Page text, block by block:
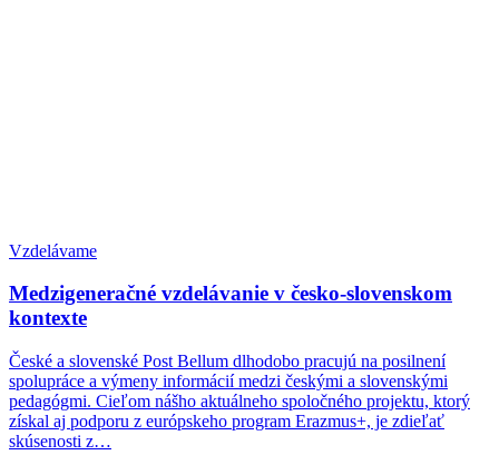
Vzdelávame
Medzigeneračné vzdelávanie v česko-slovenskom
kontexte
České a slovenské Post Bellum dlhodobo pracujú na posilnení
spolupráce a výmeny informácií medzi českými a slovenskými
pedagógmi. Cieľom nášho aktuálneho spoločného projektu, ktorý
získal aj podporu z európskeho program Erazmus+, je zdieľať
skúsenosti z…